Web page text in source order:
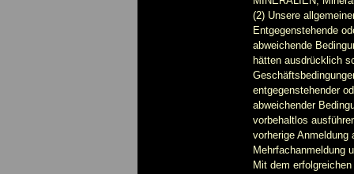
(2) Unsere
Entgegenstehende
abweichende
hätten ausdrücklich
entgegenstehender
abweichender
vorbehaltlos
vorherige
Mehrfachanmeldung
Mit dem